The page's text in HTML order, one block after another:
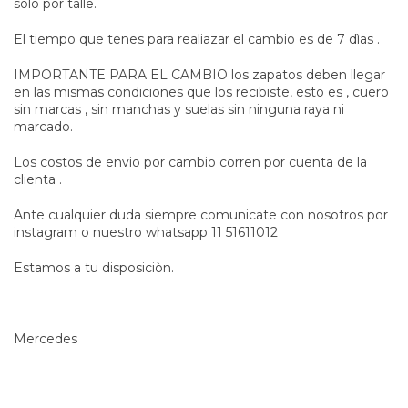
El tiempo que tenes para realiazar el cambio es de 7 dìas .
IMPORTANTE PARA EL CAMBIO los zapatos deben llegar
en las mismas condiciones que los recibiste, esto es , cuero
sin marcas , sin manchas y suelas sin ninguna raya ni
marcado.
Los costos de envio por cambio corren por cuenta de la
clienta .
Ante cualquier duda siempre comunicate con nosotros por
instagram o nuestro whatsapp 11 51611012
Estamos a tu disposiciòn.
Mercedes